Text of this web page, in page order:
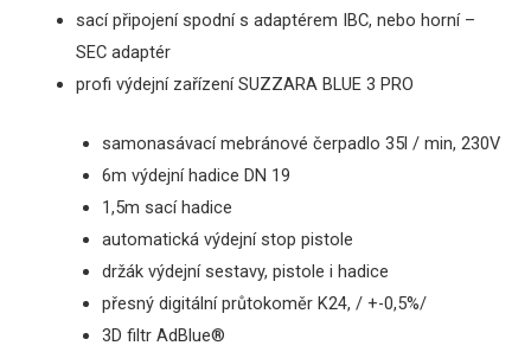
sací připojení spodní s adaptérem IBC, nebo horní –
SEC adaptér
profi výdejní zařízení SUZZARA BLUE 3 PRO
samonasávací mebránové čerpadlo 35l / min, 230V
6m výdejní hadice DN 19
1,5m sací hadice
automatická výdejní stop pistole
držák výdejní sestavy, pistole i hadice
přesný digitální průtokoměrK24, / +-0,5%/
3D filtr AdBlue®